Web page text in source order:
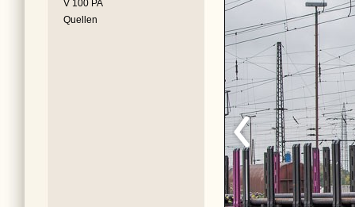
V 100 PA
Quellen